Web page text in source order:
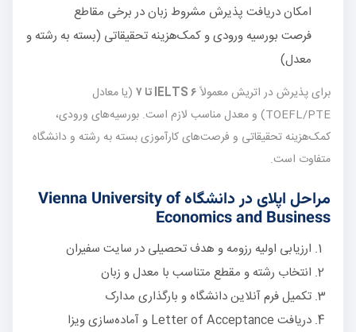
امکان دریافت پذیرش مشروط زبان در برخی مقاطع
فرصت بورسیه ورودی و کمک‌هزینه تحقیقاتی (بسته به رشته و
معدل)
برای پذیرش در اتریش معمولاًIELTS ۶ تا ۷
(یا معادل
TOEFL/PTE) و معدل مناسب لازم است. بورسیه‌های ورودی،
کمک‌هزینه تحقیقاتی و فرصت‌های کارآموزی بسته به رشته و دانشگاه
متفاوت است.
مراحل اپلای در دانشگاه Vienna University of
Economics and Business
ارزیابی اولیه رزومه و هدف تحصیلی در سایت سفیران
انتخاب رشته و مقطع متناسب با معدل و زبان
تکمیل فرم آنلاین دانشگاه و بارگذاری مدارک
دریافت Letter of Acceptance و آماده‌سازی ویزا